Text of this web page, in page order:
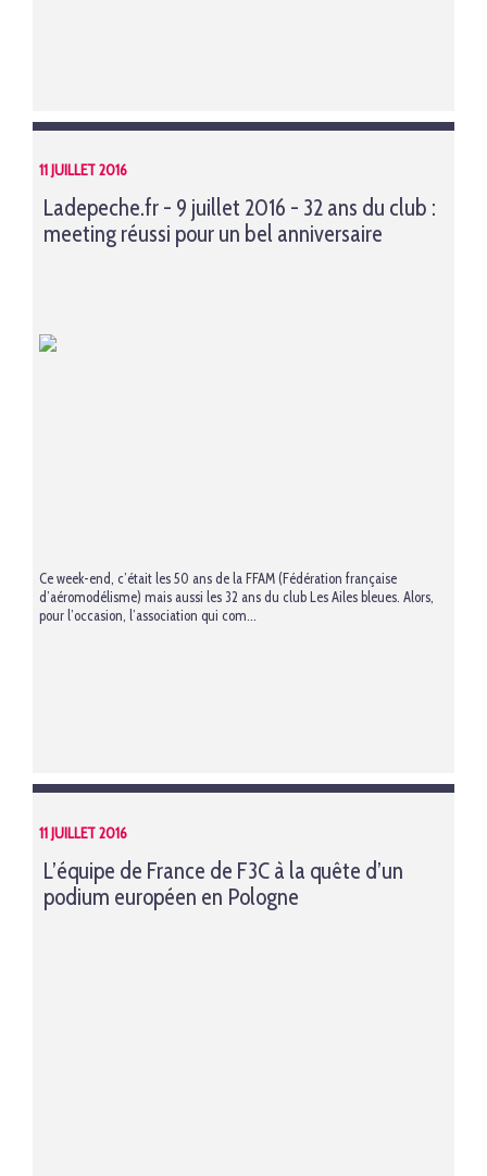
11 JUILLET 2016
Ladepeche.fr - 9 juillet 2016 - 32 ans du club :
meeting réussi pour un bel anniversaire
Ce week-end, c’était les 50 ans de la FFAM (Fédération française
d’aéromodélisme) mais aussi les 32 ans du club Les Ailes bleues. Alors,
pour l’occasion, l’association qui com...
11 JUILLET 2016
L’équipe de France de F3C à la quête d’un
podium européen en Pologne